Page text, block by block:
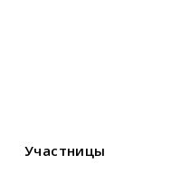
Участницы